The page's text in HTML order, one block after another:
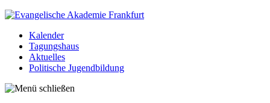
Kalender
Tagungshaus
Aktuelles
Politische Jugendbildung